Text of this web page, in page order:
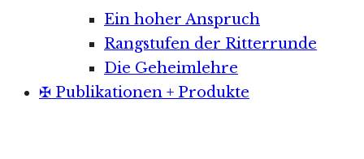
Ein hoher Anspruch
Rangstufen der Ritterrunde
Die Geheimlehre
✠ Publikationen + Produkte